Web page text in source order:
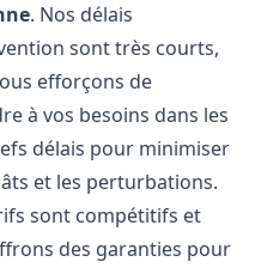
. Nos délais
sont très courts,
efforçons de
à vos besoins dans les
délais pour minimiser
et les perturbations.
sont compétitifs et
des garanties pour